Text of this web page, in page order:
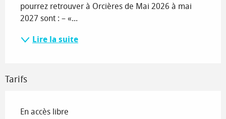
pourrez retrouver à Orcières de Mai 2026 à mai
2027 sont : – «...
Lire la suite
Tarifs
En accès libre